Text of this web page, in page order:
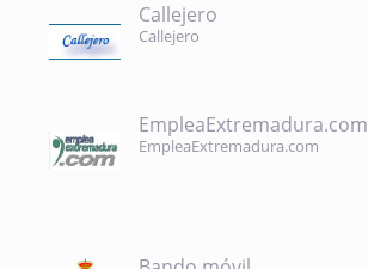
Callejero
Callejero
EmpleaExtremadura.com
EmpleaExtremadura.com